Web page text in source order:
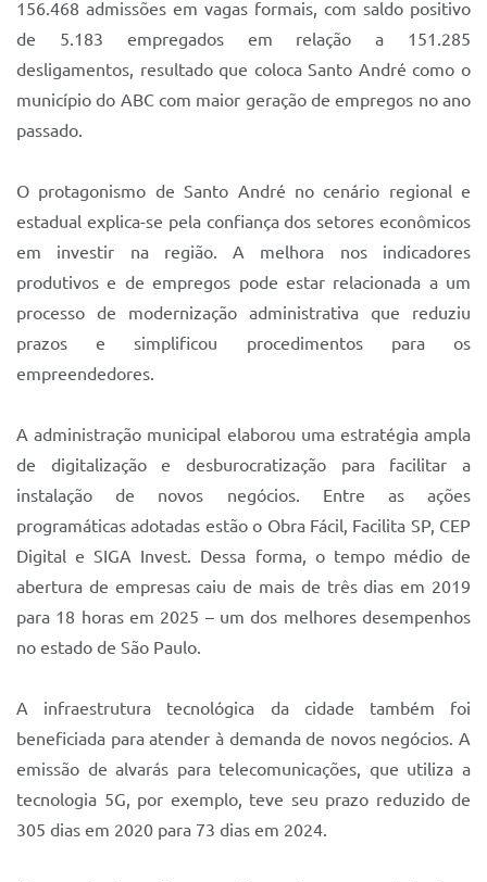
156.468 admissões em vagas formais, com saldo positivo
de 5.183 empregados em relação a 151.285
desligamentos, resultado que coloca Santo André como o
município do ABC com maior geração de empregos no ano
passado.
O protagonismo de Santo André no cenário regional e
estadual explica-se pela confiança dos setores econômicos
em investir na região. A melhora nos indicadores
produtivos e de empregos pode estar relacionada a um
processo de modernização administrativa que reduziu
prazos e simplificou procedimentos para os
empreendedores.
A administração municipal elaborou uma estratégia ampla
de digitalização e desburocratização para facilitar a
instalação de novos negócios. Entre as ações
programáticas adotadas estão o Obra Fácil, Facilita SP, CEP
Digital e SIGA Invest. Dessa forma, o tempo médio de
abertura de empresas caiu de mais de três dias em 2019
para 18 horas em 2025 – um dos melhores desempenhos
no estado de São Paulo.
A infraestrutura tecnológica da cidade também foi
beneficiada para atender à demanda de novos negócios. A
emissão de alvarás para telecomunicações, que utiliza a
tecnologia 5G, por exemplo, teve seu prazo reduzido de
305 dias em 2020 para 73 dias em 2024.